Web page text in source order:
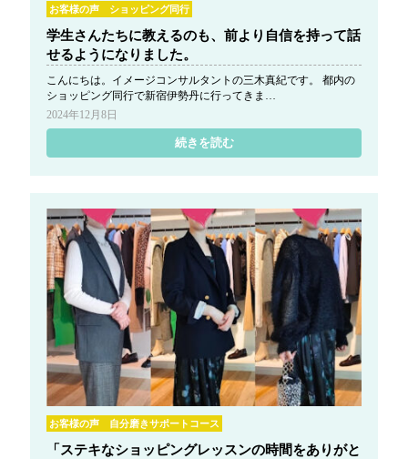
お客様の声 ショッピング同行
学生さんたちに教えるのも、前より自信を持って話
せるようになりました。
こんにちは。イメージコンサルタントの三木真紀です。 都内の
ショッピング同行で新宿伊勢丹に行ってきま…
2024年12月8日
続きを読む
お客様の声 自分磨きサポートコース
「ステキなショッピングレッスンの時間をありがと